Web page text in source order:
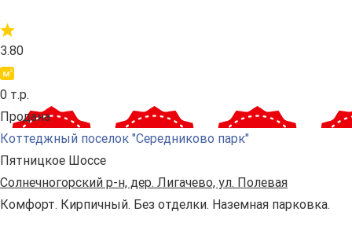
3.80
0 т.р.
Продана
Коттеджный поселок "Середниково парк"
Пятницкое Шоссе
Солнечногорский р-н, дер. Лигачево, ул. Полевая
Комфорт. Кирпичный. Без отделки. Наземная парковка.